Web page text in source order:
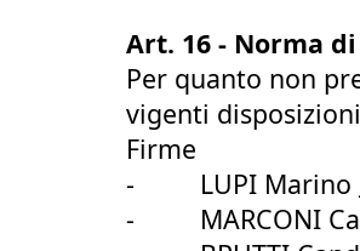
Art. 16 - Norma
Per quanto non
vigenti
Firme
-
LUPI Marino
-
MARCONI